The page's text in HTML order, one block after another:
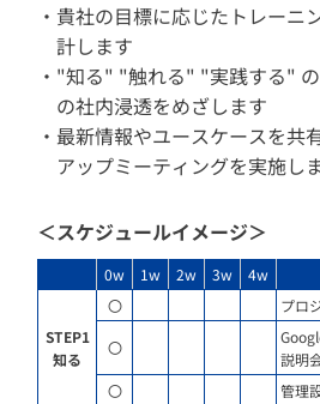
貴社の目標に応じたトレーニ
計します
"知る" "触れる" "実践する"
の社内浸透をめざします
最新情報やユースケースを共
アップミーティングを実施し
＜スケジュールイメージ＞
0w 1w 2w 3w 4w
STEP1
知る
〇 プロ
〇
説明
〇
管理